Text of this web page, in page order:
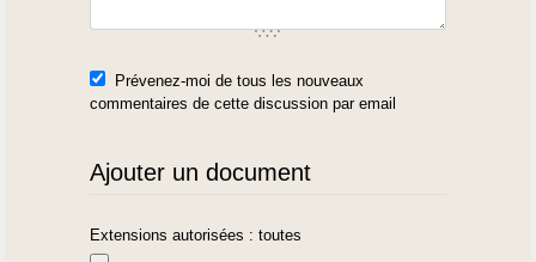
Prévenez-moi de tous les nouveaux
commentaires de cette discussion par email
Ajouter un document
Extensions autorisées : toutes